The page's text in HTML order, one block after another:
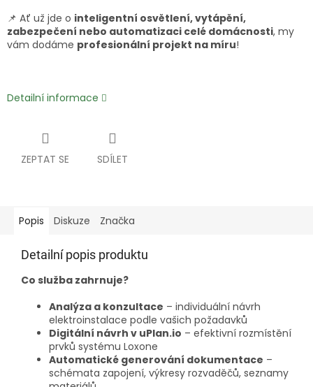
📌 Ať už jde o inteligentní osvětlení, vytápění,
zabezpečení nebo automatizaci celé domácnosti, my
vám dodáme profesionální projekt na míru!
Detailní informace
ZEPTAT SE SDÍLET
Popis Diskuze Značka
Detailní popis produktu
Co služba zahrnuje?
Analýza a konzultace – individuální návrh
elektroinstalace podle vašich požadavků
Digitální návrh v uPlan.io – efektivní rozmístění
prvků systému Loxone
Automatické generování dokumentace –
schémata zapojení, výkresy rozvaděčů, seznamy